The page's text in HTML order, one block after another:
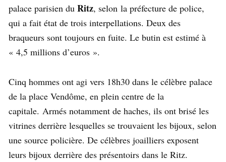
palace parisien du Ritz, selon la préfecture de police,
qui a fait état de trois interpellations. Deux des
braqueurs sont toujours en fuite. Le butin est estimé à
« 4,5 millions d’euros ».
Cinq hommes ont agi vers 18h30 dans le célèbre palace
de la place Vendôme, en plein centre de la
capitale. Armés notamment de haches, ils ont brisé les
vitrines derrière lesquelles se trouvaient les bijoux, selon
une source policière. De célèbres joailliers exposent
leurs bijoux derrière des présentoirs dans le Ritz.